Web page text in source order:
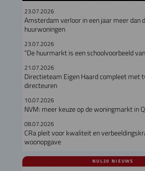
23.07.2026
Amsterdam verloor in een jaar meer dan
huurwoningen
23.07.2026
“De huurmarkt is een schoolvoorbeeld
21.07.2026
Directieteam Eigen Haard compleet met
directeuren
10.07.2026
NVM: meer keuze op de woningmarkt in
08.07.2026
CRa pleit voor kwaliteit en
woonopgave
NUL20 NIEUWS